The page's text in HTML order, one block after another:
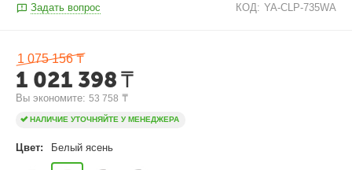
Задать вопрос КОД: YA-CLP-735WA
1 075 156 ₸
1 021 398₸
Вы экономите: 53 758 ₸
НАЛИЧИЕ УТОЧНЯЙТЕ У МЕНЕДЖЕРА
Цвет: Белый ясень